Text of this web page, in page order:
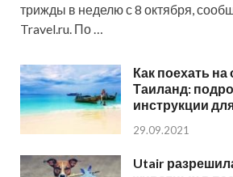
трижды в неделю с 8 октября,
Travel.ru. По …
Как поехать
Таиланд:
инструкции
29.09.2021
Utair